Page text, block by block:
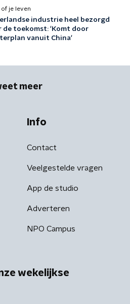
of je leven
industrie heel bezorgd
de toekomst: 'Komt door
vanuit China'
meer
Info
Contact
Veelgestelde vragen
App de studio
Adverteren
NPO Campus
wekelijkse